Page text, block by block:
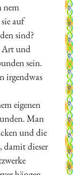
nem
auf
sind?
Art und
sein.
irgendwas
eigenen
Man
und die
damit dieser